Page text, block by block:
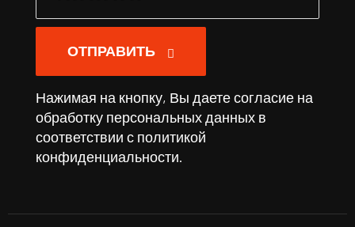
ОТПРАВИТЬ
Нажимая на кнопку, Вы даете согласие на
обработку персональных данных в
соответствии с политикой
конфиденциальности.